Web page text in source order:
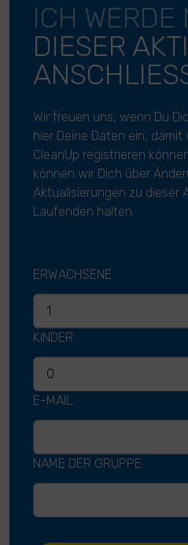
ICH WERDE
DIESER
Wir freuen uns, wenn Du
hier Deine Daten ein, damit
CleanUp registrieren
können wir Dich über
Aktualisierungen zu dieser
Laufenden halten.
ERWACHSENE
KINDER
E-MAIL
NAME DER GRUPPE